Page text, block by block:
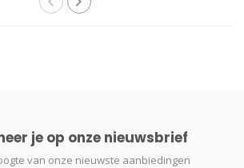
je op onze nieuwsbrief
van onze nieuwste aanbiedingen